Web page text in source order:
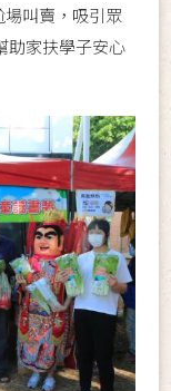
叫賣，吸引眾
助家扶學子安心